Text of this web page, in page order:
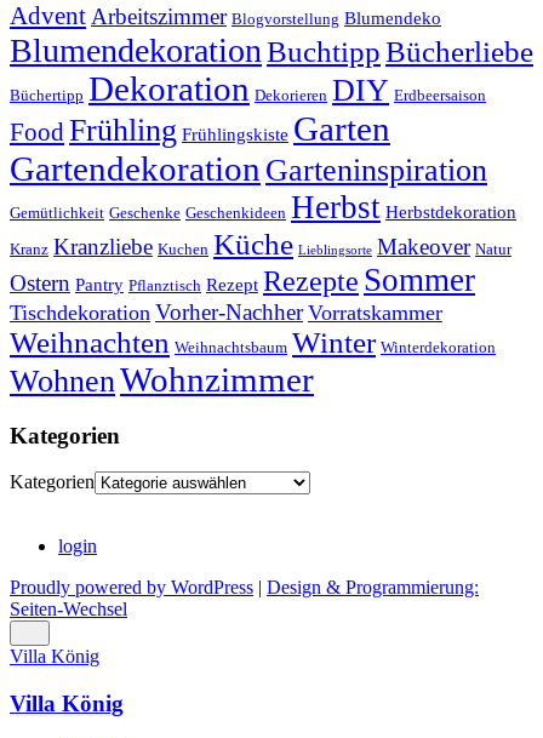
Advent Arbeitszimmer Blogvorstellung Blumendeko
Blumendekoration BuchtippBücherliebe
Büchertipp Dekoration Dekorieren DIY Erdbeersaison
FoodFrühling Frühlingskiste Garten
Gartendekoration Garteninspiration
Gemütlichkeit Geschenke Geschenkideen Herbst Herbstdekoration
Kranz Kranzliebe Kuchen Küche Lieblingsorte Makeover Natur
Ostern Pantry Pflanztisch Rezept Rezepte Sommer
Tischdekoration Vorher-Nachher Vorratskammer
Weihnachten Weihnachtsbaum Winter Winterdekoration
WohnenWohnzimmer
Kategorien
Kategorien
login
Proudly powered by WordPress
Design & Programmierung:
Seiten-Wechsel
Villa König
Villa König